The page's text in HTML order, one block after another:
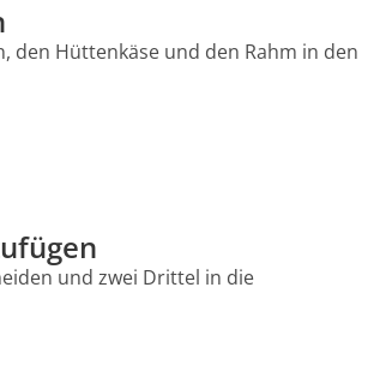
den Hüttenkäse und den Rahm in den
und zwei Drittel in die